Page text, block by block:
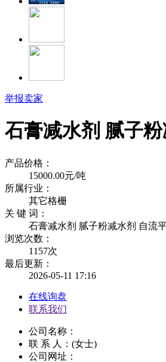
举报卖家
石膏减水剂 腻子
产品价格：
15000.00元/吨
所属行业：
其它格栅
关 键 词：
石膏减水剂 腻子粉减水剂 自流
浏览次数：
1157次
最后更新：
2026-05-11 17:16
在线询盘
联系我们
公司名称：
联 系 人： (女士)
公司网址：